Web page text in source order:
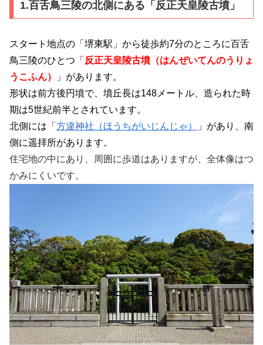
1.百舌鳥三陵の北側にある「反正天皇陵古墳」
スタート地点の「堺東駅」から徒歩約7分のところに百舌
鳥三陵のひとつ「 反正天皇陵古墳（はんぜいてんのうりょ
うこふん）
」があります。
形状は前方後円墳で、墳丘長は148メートル 、造られた時
期は5世紀前半とされています。
北側には「 方違神社（ほうちがいじんじゃ）
」があり、南
側に遥拝所があります。
住宅地の中にあり、周囲に歩道はありますが、全体像はつ
かみにくいです。